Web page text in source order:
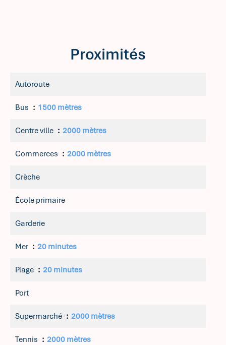
Proximités
Autoroute
Bus 1500 mètres
Centre ville 2000 mètres
Commerces 2000 mètres
Crèche
École primaire
Garderie
Mer 20 minutes
Plage 20 minutes
Port
Supermarché 2000 mètres
Tennis 2000 mètres